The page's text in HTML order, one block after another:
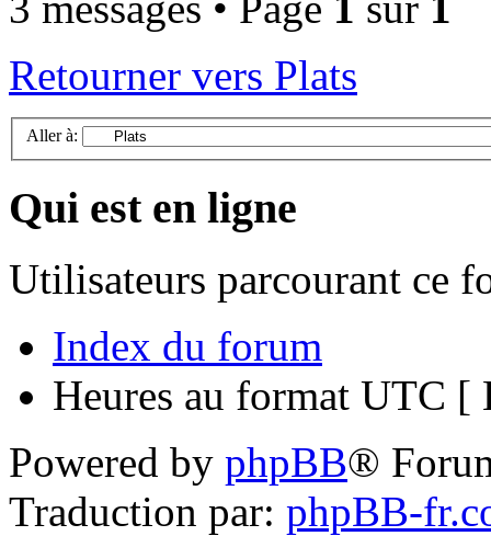
Retourner vers Plats
Aller à:
Qui est en ligne
Utilisateurs parcourant ce
Index du forum
Heures au format UTC [
Powered by phpBB®
Traduction par: phpBB-